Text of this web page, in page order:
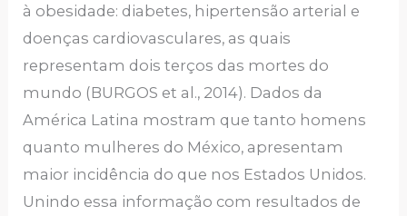
à obesidade: diabetes, hipertensão arterial e
doenças cardiovasculares, as quais
representam dois terços das mortes do
mundo (BURGOS et al., 2014). Dados da
América Latina mostram que tanto homens
quanto mulheres do México, apresentam
maior incidência do que nos Estados Unidos.
Unindo essa informação com resultados de